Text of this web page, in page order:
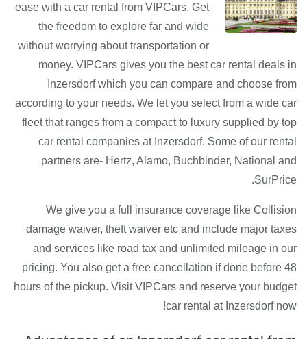
ease with a car rental from VIPCars. Get
the freedom to explore far and wide
without worrying about transportation or
money. VIPCars gives you the best car rental deals in
Inzersdorf which you can compare and choose from
according to your needs. We let you select from a wide car
fleet that ranges from a compact to luxury supplied by top
car rental companies at Inzersdorf. Some of our rental
partners are- Hertz, Alamo, Buchbinder, National and
SurPrice.
We give you a full insurance coverage like Collision
damage waiver, theft waiver etc and include major taxes
and services like road tax and unlimited mileage in our
pricing. You also get a free cancellation if done before 48
hours of the pickup. Visit VIPCars and reserve your budget
car rental at Inzersdorf now!